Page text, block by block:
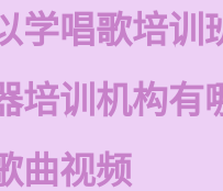
学唱歌培训
培训机构有
曲视频